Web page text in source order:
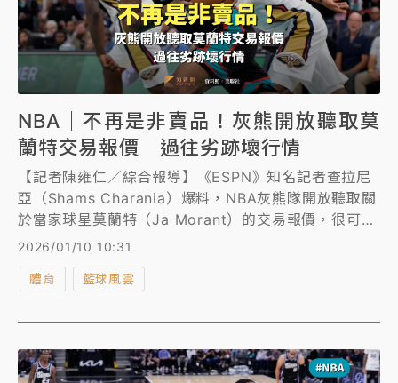
NBA｜不再是非賣品！灰熊開放聽取莫
蘭特交易報價 過往劣跡壞行情
【記者陳雍仁／綜合報導】《ESPN》知名記者查拉尼
亞（Shams Charania）爆料，NBA灰熊隊開放聽取關
於當家球星莫蘭特（Ja Morant）的交易報價，很可能
打算在2月6日交易大限前，送走這位明星控衛。
2026/01/10 10:31
體育 籃球風雲